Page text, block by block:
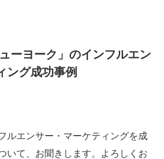
ーヨーク」のインフルエン
ング成功事例
ルエンサー・マーケティングを成
いて、お聞きします。よろしくお